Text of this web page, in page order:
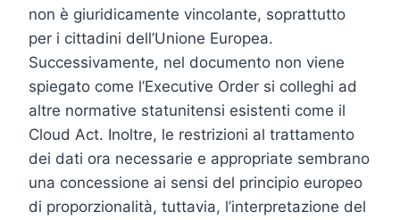
non è giuridicamente vincolante, soprattutto
per i cittadini dell’Unione Europea.
Successivamente, nel documento non viene
spiegato come l’Executive Order si colleghi ad
altre normative statunitensi esistenti come il
Cloud Act. Inoltre, le restrizioni al trattamento
dei dati ora necessarie e appropriate sembrano
una concessione ai sensi del principio europeo
di proporzionalità, tuttavia, l’interpretazione del